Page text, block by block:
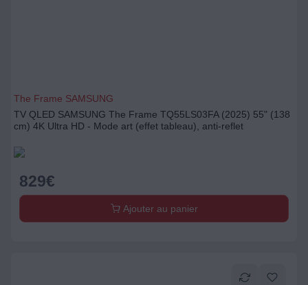
The Frame SAMSUNG
TV QLED SAMSUNG The Frame TQ55LS03FA (2025) 55" (138
cm) 4K Ultra HD - Mode art (effet tableau), anti-reflet
829€
Ajouter au panier